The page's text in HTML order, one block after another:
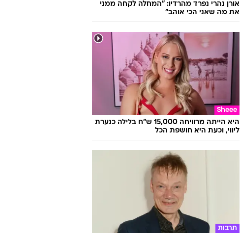
אורן נהרי נפרד מהרדיו: "המחלה לקחה ממני
את מה שאני הכי אוהב"
Sheee
היא הייתה מרוויחה 15,000 ש"ח בלילה כנערת
ליווי, וכעת היא חושפת הכל
תרבות